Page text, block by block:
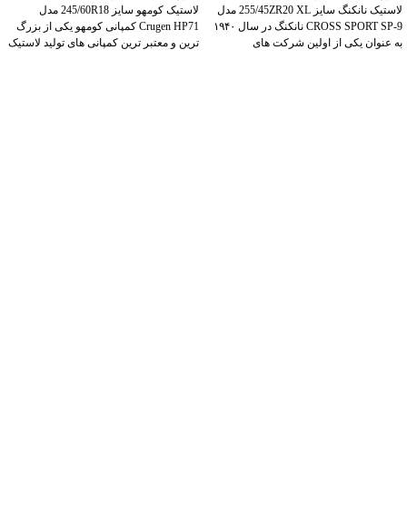
لاستیک نانکنگ سایز 255/45ZR20 XL مدل
CROSS SPORT SP-9 نانکنگ در سال ۱۹۴۰
به عنوان یکی از اولین شرکت های
لاستیک کومهو سایز 245/60R18 مدل
Crugen HP71 کمپانی کومهو یکی از بزرگ
ترین و معتبر ترین کمپانی های تولید لاستیک